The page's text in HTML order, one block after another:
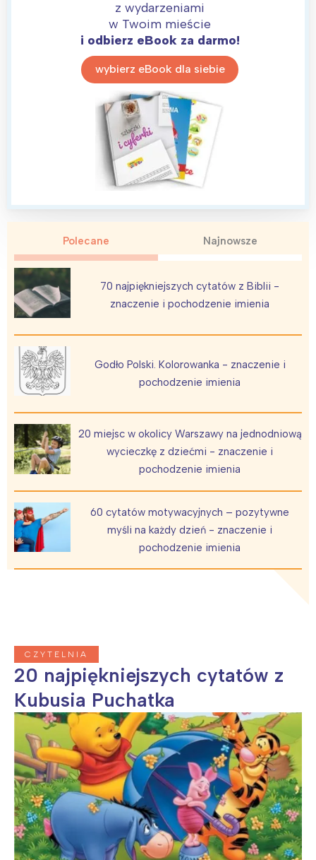
z wydarzeniami
w Twoim mieście
i odbierz eBook za darmo!
wybierz eBook dla siebie
Polecane Najnowsze
70 najpiękniejszych cytatów z Biblii -
znaczenie i pochodzenie imienia
Godło Polski. Kolorowanka - znaczenie i
pochodzenie imienia
20 miejsc w okolicy Warszawy na jednodniową
wycieczkę z dziećmi - znaczenie i
pochodzenie imienia
60 cytatów motywacyjnych – pozytywne
myśli na każdy dzień - znaczenie i
pochodzenie imienia
CZYTELNIA
20 najpiękniejszych cytatów z
Kubusia Puchatka
Interesują mnie wydarzenia z
tego regionu:
Warszawa
Poznań
Wrocław
Śląsk
Północ
Wszystkie
Wybieram